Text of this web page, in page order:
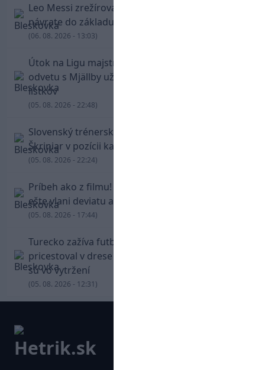
Leo Messi zrežíroval obrat Interu Miami, pri
návrate do základu strelil dva góly
(06. 08. 2026 - 13:03)
Útok na Ligu majstrov láka! Slovan hlási na
odvetu s Mjällby už viac ako 13-tisíc predaných
lístkov
(05. 08. 2026 - 22:48)
Slovenský trénerský súboj pre Borbélyho,
Škriniar v pozícii kapitána potiahol Fenerbahce
(05. 08. 2026 - 22:24)
Príbeh ako z filmu! Hrdina Slovana Kianga hral
ešte vlani deviatu anglickú ligu
(05. 08. 2026 - 17:44)
Turecko zažíva futbalové šialenstvo! Salah
pricestoval v drese Trabzonsporu, fanúšikovia
sú vo vytržení
(05. 08. 2026 - 12:31)